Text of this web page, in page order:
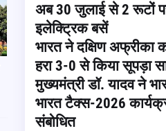
अब 30 जुलाई से 2 रूटों
इलेक्ट्रिक बसें
भारत ने दक्षिण अफ्रीका
हरा 3-0 से किया सूपड़ा
मुख्यमंत्री डॉ. यादव ने
भारत टैक्स-2026
संबोधित